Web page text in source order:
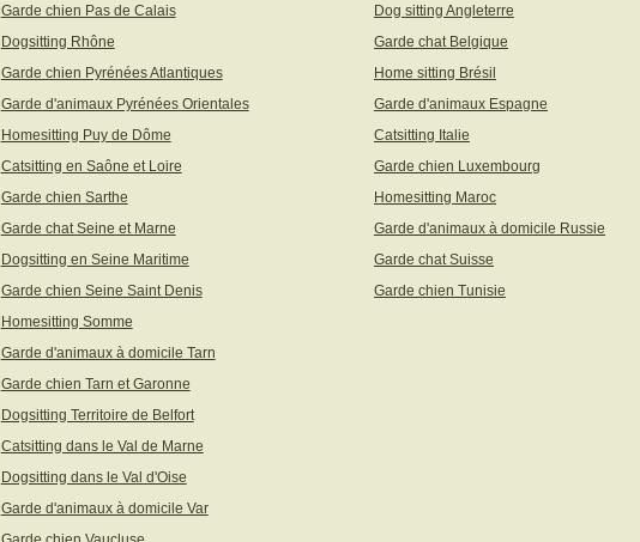
Garde chien Pas de Calais
Dog sitting Angleterre
Dogsitting Rhône
Garde chat Belgique
Garde chien Pyrénées Atlantiques
Home sitting Brésil
Garde d'animaux Pyrénées Orientales
Garde d'animaux Espagne
Homesitting Puy de Dôme
Catsitting Italie
Catsitting en Saône et Loire
Garde chien Luxembourg
Garde chien Sarthe
Homesitting Maroc
Garde chat Seine et Marne
Garde d'animaux à domicile Russie
Dogsitting en Seine Maritime
Garde chat Suisse
Garde chien Seine Saint Denis
Garde chien Tunisie
Homesitting Somme
Garde d'animaux à domicile Tarn
Garde chien Tarn et Garonne
Dogsitting Territoire de Belfort
Catsitting dans le Val de Marne
Dogsitting dans le Val d'Oise
Garde d'animaux à domicile Var